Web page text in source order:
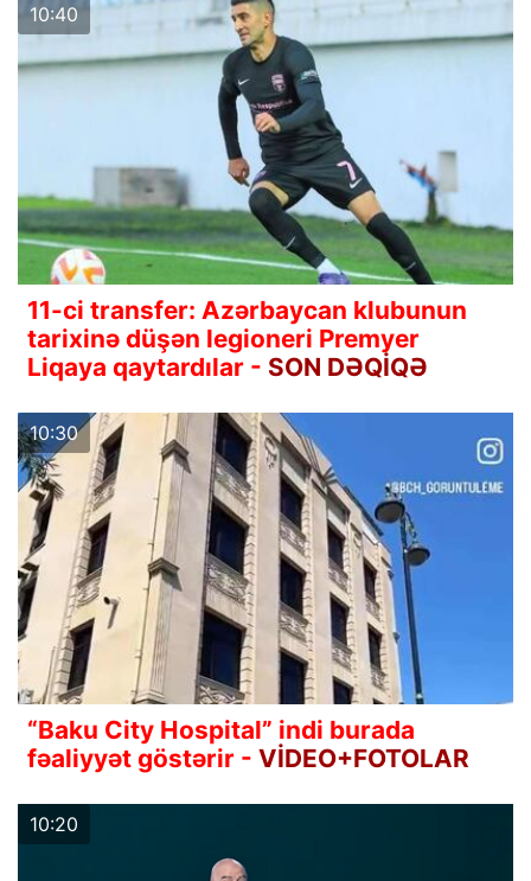
10:40
11-ci transfer: Azərbaycan klubunun
tarixinə düşən legioneri Premyer
Liqaya qaytardılar - SON DƏQİQƏ
10:30
“Baku City Hospital” indi burada
fəaliyyət göstərir - VİDEO+FOTOLAR
10:20